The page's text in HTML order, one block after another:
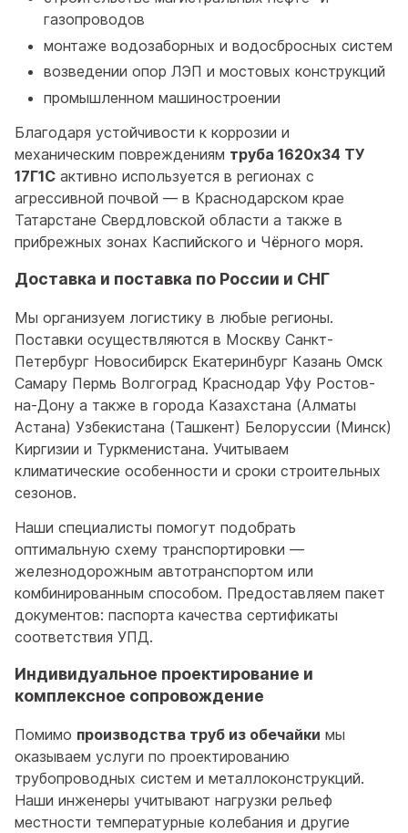
газопроводов
монтаже водозаборных и водосбросных систем
возведении опор ЛЭП и мостовых конструкций
промышленном машиностроении
Благодаря устойчивости к коррозии и
механическим повреждениям труба 1620x34 ТУ
17Г1С активно используется в регионах с
агрессивной почвой — в Краснодарском крае
Татарстане Свердловской области а также в
прибрежных зонах Каспийского и Чёрного моря.
Доставка и поставка по России и СНГ
Мы организуем логистику в любые регионы.
Поставки осуществляются в Москву Санкт-
Петербург Новосибирск Екатеринбург Казань Омск
Самару Пермь Волгоград Краснодар Уфу Ростов-
на-Дону а также в города Казахстана (Алматы
Астана) Узбекистана (Ташкент) Белоруссии (Минск)
Киргизии и Туркменистана. Учитываем
климатические особенности и сроки строительных
сезонов.
Наши специалисты помогут подобрать
оптимальную схему транспортировки —
железнодорожным автотранспортом или
комбинированным способом. Предоставляем пакет
документов: паспорта качества сертификаты
соответствия УПД.
Индивидуальное проектирование и
комплексное сопровождение
Помимо производства труб из обечайки мы
оказываем услуги по проектированию
трубопроводных систем и металлоконструкций.
Наши инженеры учитывают нагрузки рельеф
местности температурные колебания и другие